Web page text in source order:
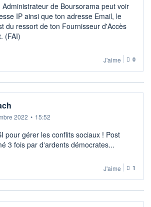
Administrateur de Boursorama peut voir
IP ainsi que ton adresse Email, le
du ressort de ton Fournisseur d'Accès
(FAI)
J'aime 0
2022 • 15:52
pour gérer les conflits sociaux ! Post
3 fois par d'ardents démocrates...
J'aime 1